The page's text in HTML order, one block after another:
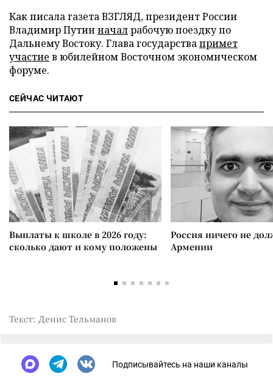
Как писала газета ВЗГЛЯД, президент России
Владимир Путин началрабочую поездку по
Дальнему Востоку. Глава государствапримет
участие в юбилейном Восточном экономическом
форуме.
СЕЙЧАС ЧИТАЮТ
Выплаты к школе в 2026 году:
сколько дают и кому положены
Россия ничего не
Армении
Текст: Денис Тельманов
Подписывайтесь на наши каналы